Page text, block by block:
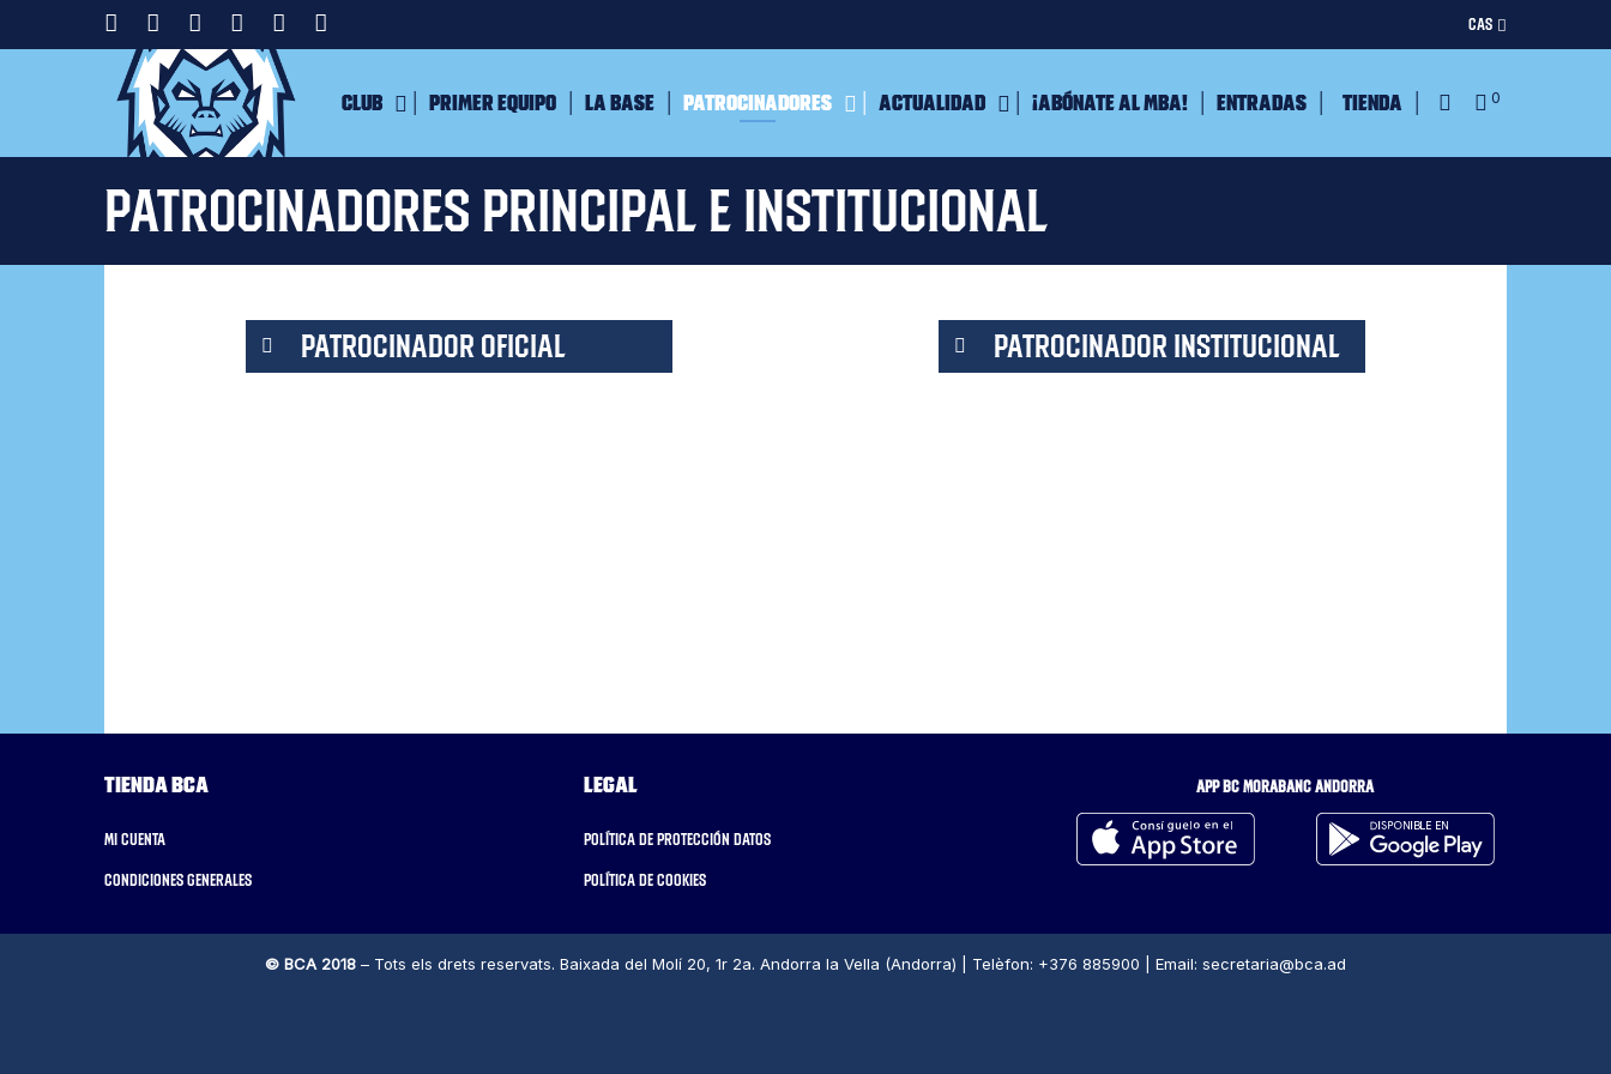
CAS
0
Club Primer equipo La Base Patrocinadores Actualidad ¡Abónate al MBA! Entradas Tienda
Patrocinadores principal e institucional
PATROCINADOR OFICIAL PATROCINADOR INSTITUCIONAL
Tienda BCA
Mi cuenta
Condiciones generales
Legal
Política de protección datos
Política de cookies
APP BC MORABANC ANDORRA
© BCA 2018 – Tots els drets reservats. Baixada del Molí 20, 1r 2a. Andorra la Vella (Andorra) | Telèfon: +376 885900 | Email: secretaria@bca.ad